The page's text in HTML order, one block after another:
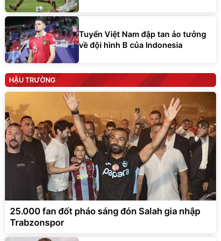
Tuyển Việt Nam đập tan ảo tưởng
về đội hình B của Indonesia
HẬU TRƯỜNG
25.000 fan đốt pháo sáng đón Salah gia nhập
Trabzonspor